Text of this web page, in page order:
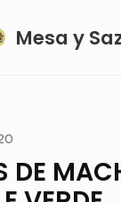
Mesa y
DE